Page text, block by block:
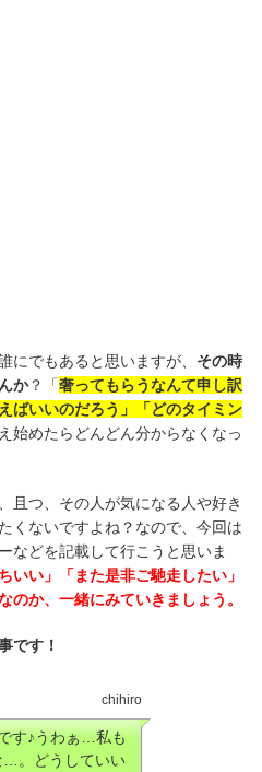
にでもあると思いますが、 その時
か？「奢ってもらうなんて申し訳
ばいいのだろう」「どのタイミン
始めたらどんどん分からなくなっ
且つ、その人が気になる人や好き
くないですよね？なので、今回は
などを記載して行こうと思いま
いい」「また是非ご馳走したい」
のか、一緒にみていきましょう。
です！
chihiro
す♪うわぁ…私も
…。どうしていい